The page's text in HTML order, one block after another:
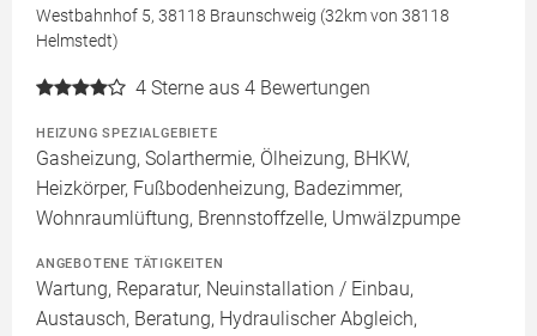
Westbahnhof 5, 38118 Braunschweig (32km von 38118
Helmstedt)
4 Sterne aus 4 Bewertungen
HEIZUNG SPEZIALGEBIETE
Gasheizung, Solarthermie, Ölheizung, BHKW,
Heizkörper, Fußbodenheizung, Badezimmer,
Wohnraumlüftung, Brennstoffzelle, Umwälzpumpe
ANGEBOTENE TÄTIGKEITEN
Wartung, Reparatur, Neuinstallation / Einbau,
Austausch, Beratung, Hydraulischer Abgleich,